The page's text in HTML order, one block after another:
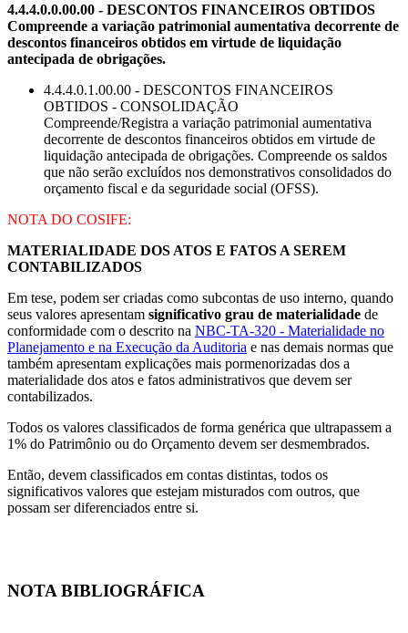
4.4.4.0.0.00.00 - DESCONTOS FINANCEIROS OBTIDOS
Compreende a variação patrimonial aumentativa decorrente de
descontos financeiros obtidos em virtude de liquidação
antecipada de obrigações.
4.4.4.0.1.00.00 - DESCONTOS FINANCEIROS
OBTIDOS - CONSOLIDAÇÃO
Compreende/Registra a variação patrimonial aumentativa
decorrente de descontos financeiros obtidos em virtude de
liquidação antecipada de obrigações. Compreende os saldos
que não serão excluídos nos demonstrativos consolidados do
orçamento fiscal e da seguridade social (OFSS).
NOTA DO COSIFE:
MATERIALIDADE DOS ATOS E FATOS A SEREM
CONTABILIZADOS
Em tese, podem ser criadas como subcontas de uso interno, quando
seus valores apresentam significativo grau de materialidade de
conformidade com o descrito na NBC-TA-320 - Materialidade no
Planejamento e na Execução da Auditoria e nas demais normas que
também apresentam explicações mais pormenorizadas dos a
materialidade dos atos e fatos administrativos que devem ser
contabilizados.
Todos os valores classificados de forma genérica que ultrapassem a
1% do Patrimônio ou do Orçamento devem ser desmembrados.
Então, devem classificados em contas distintas, todos os
significativos valores que estejam misturados com outros, que
possam ser diferenciados entre si.
NOTA BIBLIOGRÁFICA